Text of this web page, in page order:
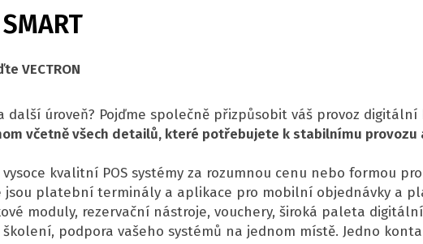
VECTRON
další úroveň? Pojďme společně přizpůsobit váš provoz digitální
včetně všech detailů, které potřebujete k stabilnímu provozu
vysoce kvalitní POS systémy za rozumnou cenu nebo formou
jsou platební terminály a aplikace pro mobilní objednávky a
moduly, rezervační nástroje, vouchery, široká paleta
školení, podpora vašeho systémů na jednom místě. Jedno